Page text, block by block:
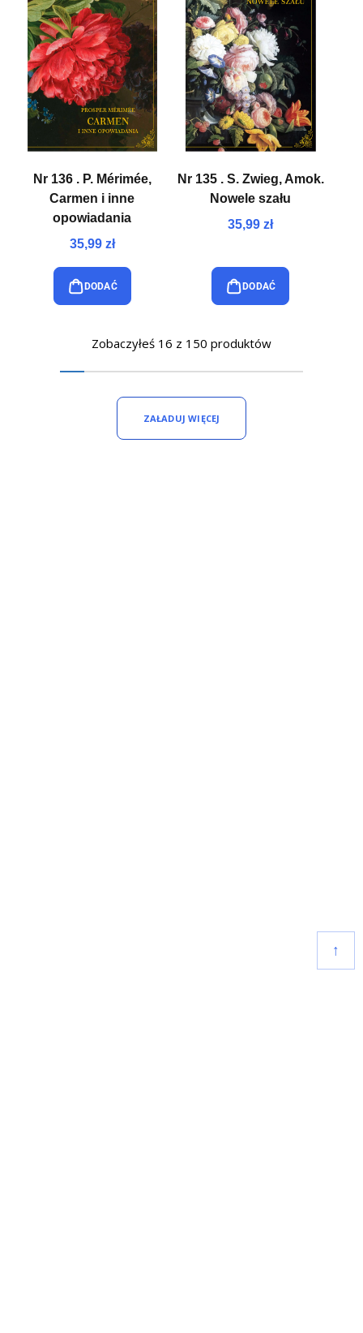
Nr 136 . P. Mérimée,
Carmen i inne
opowiadania
35,99 zł
DODAĆ
Nr 135 . S. Zwieg, Amok.
Nowele szału
35,99 zł
DODAĆ
Zobaczyłeś 16 z 150 produktów
ZAŁADUJ WIĘCEJ
↑